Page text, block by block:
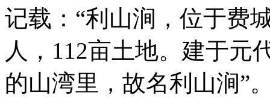
记载：“利山涧，位于费
人，112亩土地。建于元
的山湾里，故名利山涧”